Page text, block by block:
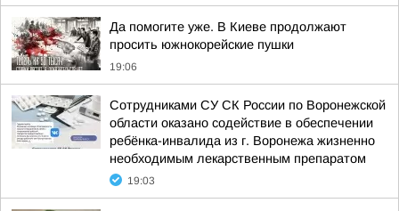
Да помогите уже. В Киеве продолжают
просить южнокорейские пушки
19:06
Сотрудниками СУ СК России по Воронежской
области оказано содействие в обеспечении
ребёнка-инвалида из г. Воронежа жизненно
необходимым лекарственным препаратом
19:03